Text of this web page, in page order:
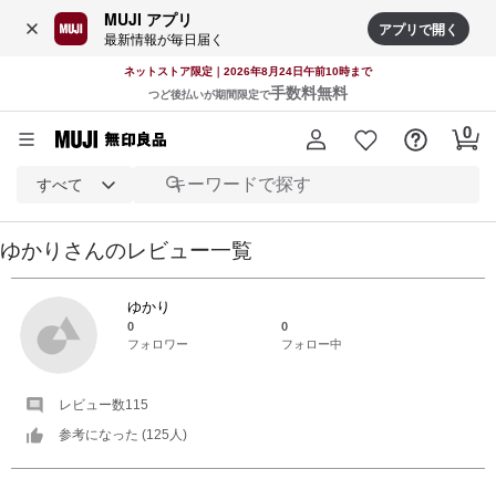
MUJI アプリ
最新情報が毎日届く アプリで開く
ネットストア限定｜2026年8月24日午前10時まで
つど後払いが期間限定で手数料無料
すべて
ゆかり さんのレビュー一覧
ゆかり
0
0
フォロワー
フォロー中
レビュー数115
参考になった (125 人)